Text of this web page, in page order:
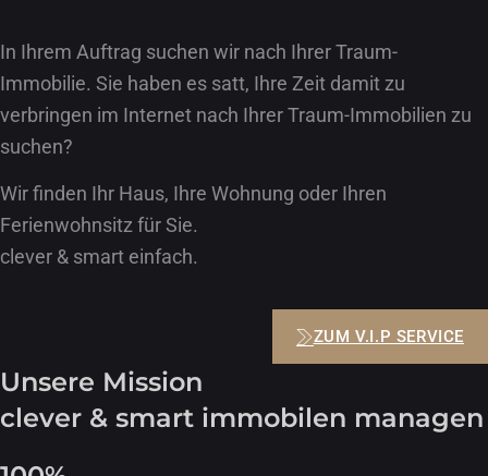
In Ihrem Auftrag suchen wir nach Ihrer Traum-
Immobilie. Sie haben es satt, Ihre Zeit damit zu
verbringen im Internet nach Ihrer Traum-Immobilien zu
suchen?
Wir finden Ihr Haus, Ihre Wohnung oder Ihren
Ferienwohnsitz für Sie.
clever & smart einfach.
ZUM V.I.P SERVICE
Unsere Mission
clever & smart immobilen managen